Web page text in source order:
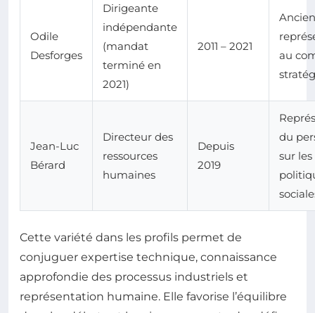
Odile
Desforges
Dirigeante
indépendante
(mandat
terminé en
2021)
2011 – 2021
au
Jean-Luc
Bérard
Directeur des
ressources
humaines
Depuis
2019
du
sur les
Cette variété dans les profils permet de
conjuguer expertise technique, connaissance
approfondie des processus industriels et
représentation humaine. Elle favorise l’équilibre